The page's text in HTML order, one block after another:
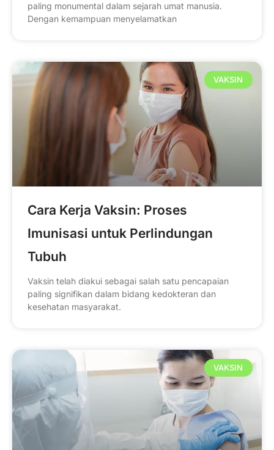
paling monumental dalam sejarah umat manusia.
Dengan kemampuan menyelamatkan
VAKSIN
Cara Kerja Vaksin: Proses
Imunisasi untuk Perlindungan
Tubuh
Vaksin telah diakui sebagai salah satu pencapaian
paling signifikan dalam bidang kedokteran dan
kesehatan masyarakat.
VAKSIN